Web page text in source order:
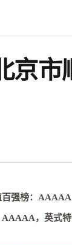
京
强榜： AAAAA
AAAAA，英式